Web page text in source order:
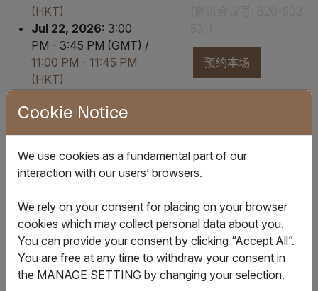
(HKT)
Jul 22, 2026: 3:00
PM - 3:45 PM (GMT) /
11:00 PM - 11:45 PM
(HKT)
AM - 9:45 AM (GMT) /
Aug 25, 2026:5:30
PM - 6:15 PM (GMT) /
AM - 2:15 AM (HKT)
Sep 15, 2026:6:00
AM - 6:45 AM (GMT) /
2:00 PM - 2:45 PM
(HKT)
预约本场
8月12日 10:00-10:45
(腾讯会议号: 229-348-
预约本场
Cookie Notice
We use cookies as a fundamental part of our
interaction with our users’ browsers.
We rely on your consent for placing on your browser
cookies which may collect personal data about you.
You can provide your consent by clicking “Accept All”.
You are free at any time to withdraw your consent in
the MANAGE SETTING by changing your selection.